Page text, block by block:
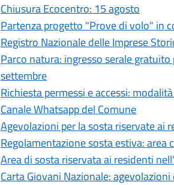
Chiusura Ecocentro: 15 agosto
Partenza progetto "Prove di volo" in
Registro Nazionale delle Imprese
Parco natura: ingresso serale
settembre
Richiesta permessi e accessi:
Canale Whatsapp del Comune
Agevolazioni per la sosta riservate ai
Regolamentazione sosta estiva:
Area di sosta riservata ai residenti
Carta Giovani Nazionale: